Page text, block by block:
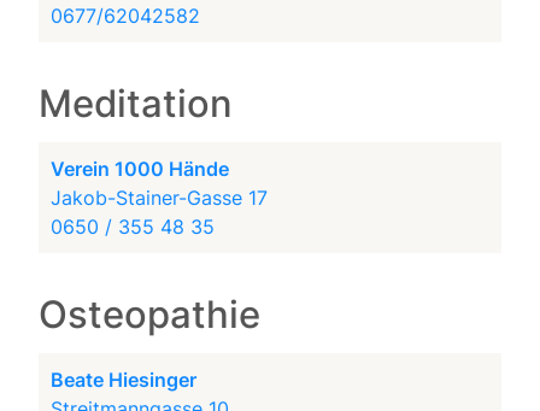
0677/62042582
Meditation
Verein 1000 Hände
Jakob-Stainer-Gasse 17
0650 / 355 48 35
Osteopathie
Beate Hiesinger